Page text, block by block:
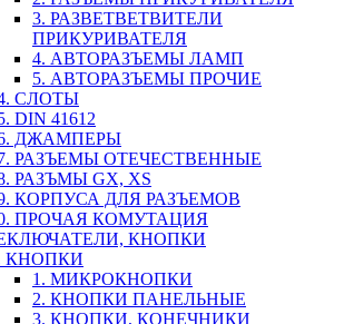
3. РАЗВЕТВЕТВИТЕЛИ
ПРИКУРИВАТЕЛЯ
4. АВТОРАЗЪЕМЫ ЛАМП
5. АВТОРАЗЪЕМЫ ПРОЧИЕ
СЛОТЫ
DIN 41612
ДЖАМПЕРЫ
РАЗЪЕМЫ ОТЕЧЕСТВЕННЫЕ
РАЗЪМЫ GX, XS
КОРПУСА ДЛЯ РАЗЪЕМОВ
ПРОЧАЯ КОМУТАЦИЯ
КНОПКИ
КНОПКИ
1. МИКРОКНОПКИ
2. КНОПКИ ПАНЕЛЬНЫЕ
3. КНОПКИ, КОНЕЧНИКИ